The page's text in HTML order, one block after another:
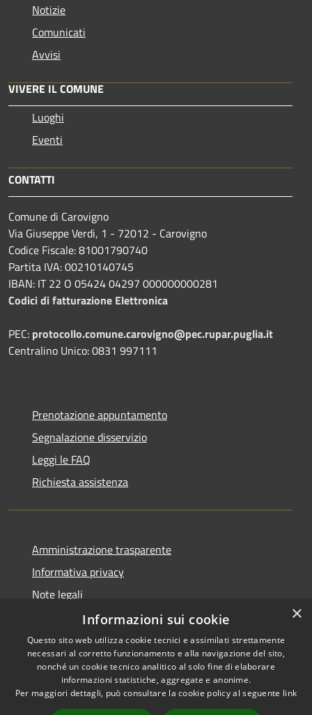
Notizie
Comunicati
Avvisi
VIVERE IL COMUNE
Luoghi
Eventi
CONTATTI
Comune di Carovigno
Via Giuseppe Verdi, 1 - 72012 - Carovigno
Codice Fiscale: 81001790740
Partita IVA: 00210140745
IBAN: IT 22 O 05424 04297 000000000281
Codici di fatturazione Elettronica
PEC: protocollo.comune.carovigno@pec.rupar.puglia.it
Centralino Unico: 0831 997111
Prenotazione appuntamento
Segnalazione disservizio
Leggi le FAQ
Richiesta assistenza
Amministrazione trasparente
Informativa privacy
Note legali
Dichiarazione di accessibilità
RSS
Accessibilità
Copyright © 2026 • Comune di
Carovigno • Powered by
×
Informazioni sui cookie
Questo sito web utilizza cookie tecnici e assimilati strettamente
necessari al corretto funzionamento e alla navigazione del sito,
nonché un cookie tecnico analitico al solo fine di elaborare
informazioni statistiche, aggregate e anonime.
Per maggiori dettagli, può consultare la cookie policy al seguente link